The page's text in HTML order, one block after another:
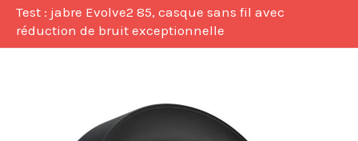
Test : jabre Evolve2 85, casque sans fil avec
réduction de bruit exceptionnelle